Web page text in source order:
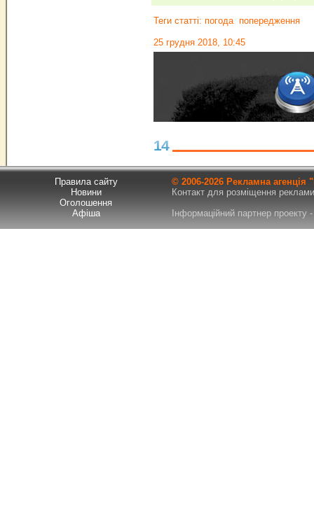
Теги статті: погода попередження
25 грудня 2018, 10:45
14
Правила сайту
Новини
Оголошення
Афіша
© 2006-2026 Рекламна
Контакт для розміщення
Інформаційний партнер проекту